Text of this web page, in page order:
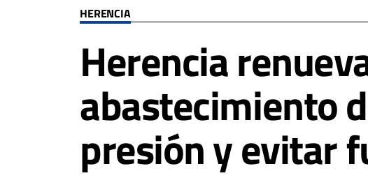
HERENCIA
Herencia
abastecimiento
presión y evitar